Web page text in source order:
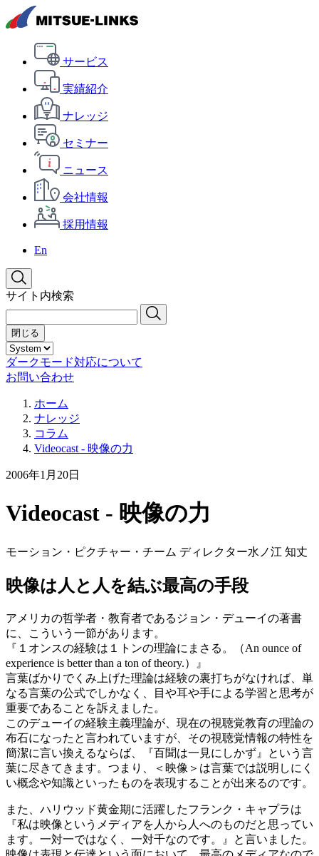
サービス
実績紹介
ナレッジ
セミナー
ニュース
会社情報
採用情報
En
サイト内検索
閉じる
ダークモード対応について
お問い合わせ
ホーム
ナレッジ
コラム
Videocast - 映像の力
2006年1月20日
Videocast - 映像の力
モーション・ピクチャー・チーム ディレクター水ノ江 知丈
映像は人と人を結ぶ最高の手段
アメリカの哲学者・教育者であるジョン・デューイの著書
に、こういう一節があります。
『１オンスの経験は１トンの理論にまさる。（An ounce of
experience is better than a ton of theory.）』
言葉ばかりでくみ上げた理論は経験の裏打ちがなければ、単
なる言葉の公式でしかなく、目や耳や手による学習と思考が
重要であることを訴えました。
このデューイの経験主義理論が、現在の視聴覚教育の理論の
布石になったと言われていますが、その視聴覚情報の特性を
簡潔に言い換えるならば、『百聞は一見にしかず』という言
葉に尽きてきます。つまり、＜映像＞は言葉では説明しにく
い概念や知識といったものを表現することが出来るのです。
また、ハリウッド黄金期に活躍したフランク・キャプラは
『私は映像というメディアを人から人へのものだと思ってい
ます。一対一ではなく、一対千なのです。』と言いました。